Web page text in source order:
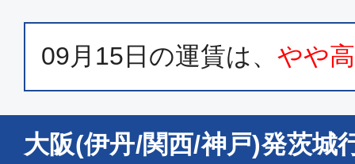
09月15日 の運賃は、 やや
大阪(伊丹/関西/神戸)発茨城